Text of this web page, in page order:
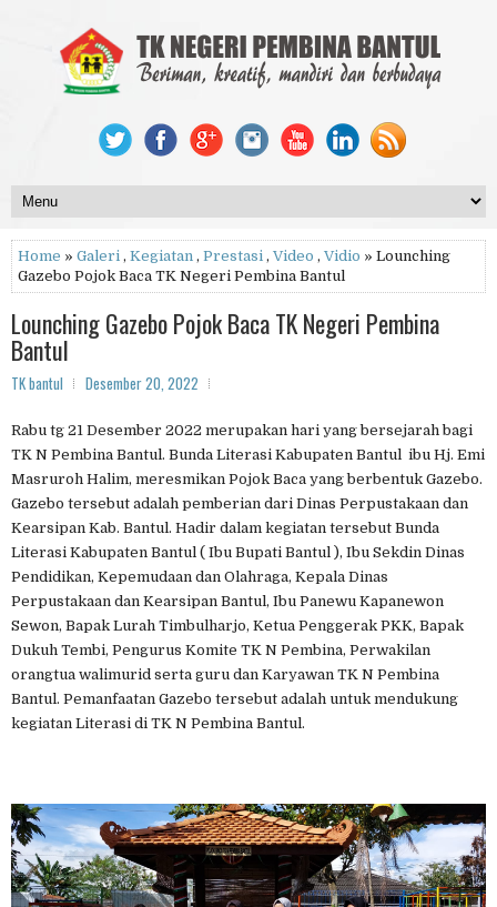
Home » Galeri , Kegiatan , Prestasi , Video , Vidio » Lounching
Gazebo Pojok Baca TK Negeri Pembina Bantul
Lounching Gazebo Pojok Baca TK Negeri Pembina
Bantul
TK bantul Desember 20, 2022
Rabu tg 21 Desember 2022 merupakan hari yang bersejarah bagi
TK N Pembina Bantul. Bunda Literasi Kabupaten Bantul ibu Hj. Emi
Masruroh Halim, meresmikan Pojok Baca yang berbentuk Gazebo.
Gazebo tersebut adalah pemberian dari Dinas Perpustakaan dan
Kearsipan Kab. Bantul. Hadir dalam kegiatan tersebut Bunda
Literasi Kabupaten Bantul ( Ibu Bupati Bantul ), Ibu Sekdin Dinas
Pendidikan, Kepemudaan dan Olahraga, Kepala Dinas
Perpustakaan dan Kearsipan Bantul, Ibu Panewu Kapanewon
Sewon, Bapak Lurah Timbulharjo, Ketua Penggerak PKK, Bapak
Dukuh Tembi, Pengurus Komite TK N Pembina, Perwakilan
orangtua walimurid serta guru dan Karyawan TK N Pembina
Bantul. Pemanfaatan Gazebo tersebut adalah untuk mendukung
kegiatan Literasi di TK N Pembina Bantul.